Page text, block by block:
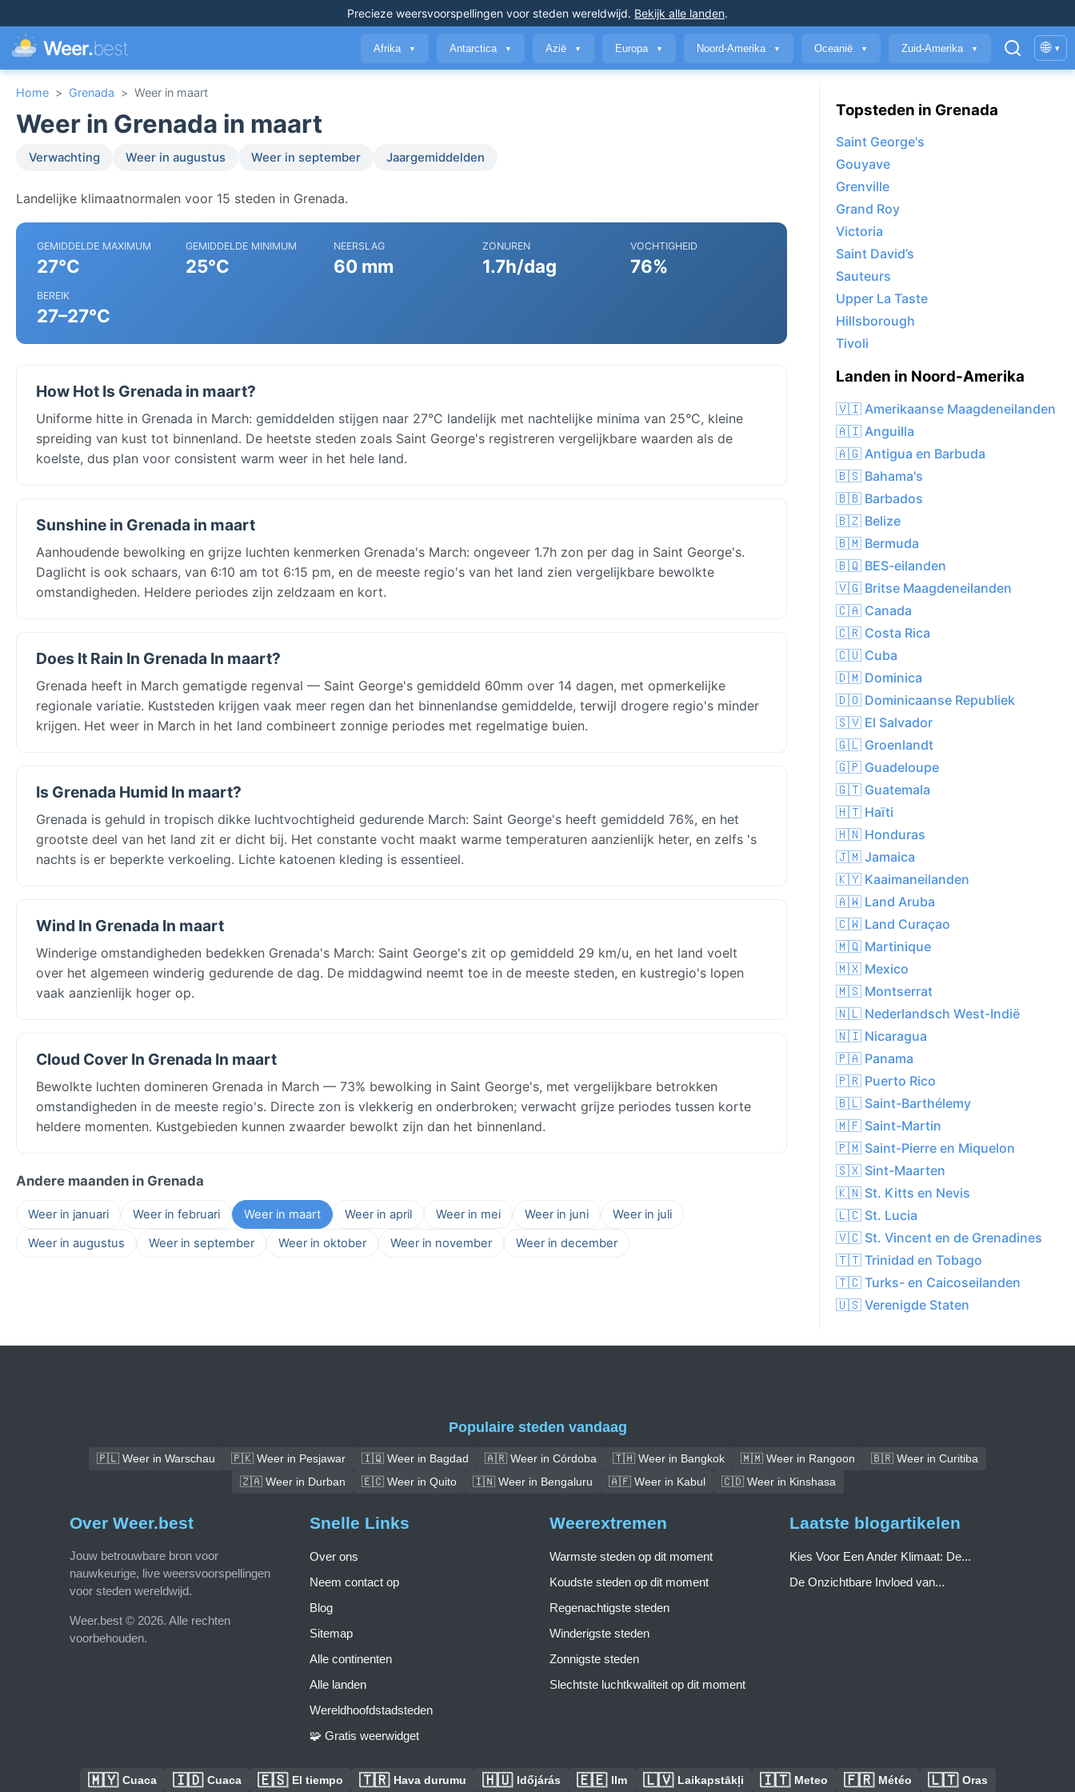
Precieze weersvoorspellingen voor steden wereldwijd. Bekijk alle landen.
Weer.best Afrika ▼ Antarctica ▼ Azië ▼ Europa ▼ Noord-Amerika ▼ Oceanië ▼ Zuid-Amerika ▼ 🌐 ▾
Home > Grenada > Weer in maart
Weer in Grenada in maart
Verwachting Weer in augustus Weer in september Jaargemiddelden
Landelijke klimaatnormalen voor 15 steden in Grenada.
GEMIDDELDE MAXIMUM
27°C
GEMIDDELDE MINIMUM
25°C
NEERSLAG
60 mm
ZONUREN
1.7h/dag
VOCHTIGHEID
76%
BEREIK
27–27°C
How Hot Is Grenada in maart?
Uniforme hitte in Grenada in March: gemiddelden stijgen naar 27°C landelijk met nachtelijke minima van 25°C, kleine
spreiding van kust tot binnenland. De heetste steden zoals Saint George's registreren vergelijkbare waarden als de
koelste, dus plan voor consistent warm weer in het hele land.
Sunshine in Grenada in maart
Aanhoudende bewolking en grijze luchten kenmerken Grenada's March: ongeveer 1.7h zon per dag in Saint George's.
Daglicht is ook schaars, van 6:10 am tot 6:15 pm, en de meeste regio's van het land zien vergelijkbare bewolkte
omstandigheden. Heldere periodes zijn zeldzaam en kort.
Does It Rain In Grenada In maart?
Grenada heeft in March gematigde regenval — Saint George's gemiddeld 60mm over 14 dagen, met opmerkelijke
regionale variatie. Kuststeden krijgen vaak meer regen dan het binnenlandse gemiddelde, terwijl drogere regio's minder
krijgen. Het weer in March in het land combineert zonnige periodes met regelmatige buien.
Is Grenada Humid In maart?
Grenada is gehuld in tropisch dikke luchtvochtigheid gedurende March: Saint George's heeft gemiddeld 76%, en het
grootste deel van het land zit er dicht bij. Het constante vocht maakt warme temperaturen aanzienlijk heter, en zelfs 's
nachts is er beperkte verkoeling. Lichte katoenen kleding is essentieel.
Wind In Grenada In maart
Winderige omstandigheden bedekken Grenada's March: Saint George's zit op gemiddeld 29 km/u, en het land voelt
over het algemeen winderig gedurende de dag. De middagwind neemt toe in de meeste steden, en kustregio's lopen
vaak aanzienlijk hoger op.
Cloud Cover In Grenada In maart
Bewolkte luchten domineren Grenada in March — 73% bewolking in Saint George's, met vergelijkbare betrokken
omstandigheden in de meeste regio's. Directe zon is vlekkerig en onderbroken; verwacht grijze periodes tussen korte
heldere momenten. Kustgebieden kunnen zwaarder bewolkt zijn dan het binnenland.
Andere maanden in Grenada
Weer in januari Weer in februari Weer in maart Weer in april Weer in mei Weer in juni
Weer in juli
Weer in augustus
Weer in september Weer in oktober Weer in november Weer in december
Topsteden in Grenada
Saint George's
Gouyave
Grenville
Grand Roy
Victoria
Saint David’s
Sauteurs
Upper La Taste
Hillsborough
Tivoli
Landen in Noord-Amerika
🇻🇮 Amerikaanse Maagdeneilanden
🇦🇮 Anguilla
🇦🇬 Antigua en Barbuda
🇧🇸 Bahama's
🇧🇧 Barbados
🇧🇿 Belize
🇧🇲 Bermuda
🇧🇶 BES-eilanden
🇻🇬 Britse Maagdeneilanden
🇨🇦 Canada
🇨🇷 Costa Rica
🇨🇺 Cuba
🇩🇲 Dominica
🇩🇴 Dominicaanse Republiek
🇸🇻 El Salvador
🇬🇱 Groenlandt
🇬🇵 Guadeloupe
🇬🇹 Guatemala
🇭🇹 Haïti
🇭🇳 Honduras
🇯🇲 Jamaica
🇰🇾 Kaaimaneilanden
🇦🇼 Land Aruba
🇨🇼 Land Curaçao
🇲🇶 Martinique
🇲🇽 Mexico
🇲🇸 Montserrat
🇳🇱 Nederlandsch West-Indië
🇳🇮 Nicaragua
🇵🇦 Panama
🇵🇷 Puerto Rico
🇧🇱 Saint-Barthélemy
🇲🇫 Saint-Martin
🇵🇲 Saint-Pierre en Miquelon
🇸🇽 Sint-Maarten
🇰🇳 St. Kitts en Nevis
🇱🇨 St. Lucia
🇻🇨 St. Vincent en de Grenadines
🇹🇹 Trinidad en Tobago
🇹🇨 Turks- en Caicoseilanden
🇺🇸 Verenigde Staten
Populaire steden vandaag
🇵🇱 Weer in Warschau 🇵🇰 Weer in Pesjawar 🇮🇶 Weer in Bagdad 🇦🇷 Weer in Córdoba 🇹🇭 Weer in Bangkok 🇲🇲 Weer in Rangoon
🇧🇷 Weer in Curitiba
🇿🇦 Weer in Durban
🇪🇨 Weer in Quito 🇮🇳 Weer in Bengaluru 🇦🇫 Weer in Kabul 🇨🇩 Weer in Kinshasa
Over Weer.best
Jouw betrouwbare bron voor
nauwkeurige, live weersvoorspellingen
voor steden wereldwijd.
Weer.best © 2026. Alle rechten
voorbehouden.
Snelle Links
Over ons
Neem contact op
Blog
Sitemap
Alle continenten
Alle landen
Wereldhoofdstadsteden
🧩 Gratis weerwidget
Weerextremen
Warmste steden op dit moment
Koudste steden op dit moment
Regenachtigste steden
Winderigste steden
Zonnigste steden
Slechtste luchtkwaliteit op dit moment
Laatste blogartikelen
Kies Voor Een Ander Klimaat: De...
De Onzichtbare Invloed van...
🇲🇾 Cuaca 🇮🇩 Cuaca 🇪🇸 El tiempo 🇹🇷 Hava durumu 🇭🇺 Időjárás 🇪🇪 Ilm 🇱🇻 Laikapstākļi 🇮🇹 Meteo 🇫🇷 Météo 🇱🇹 Oras